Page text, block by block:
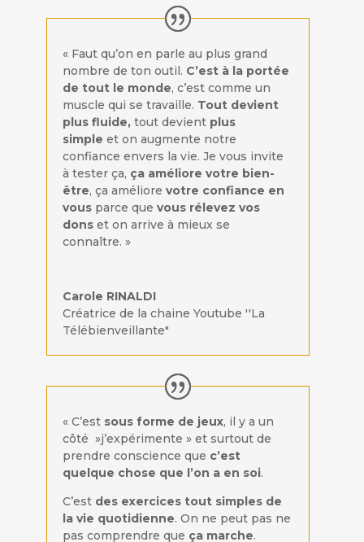
« Faut qu’on en parle au plus grand
nombre de ton outil. C’est à la portée
de tout le monde, c’est comme un
muscle qui se travaille. Tout devient
plus fluide, tout devient plus
simple et on augmente notre
confiance envers la vie. Je vous invite
à tester ça, ça améliore votre bien-
être, ça améliore votre confiance en
vous parce que vous rélevez vos
dons et on arrive à mieux se
connaître. »
Carole RINALDI
Créatrice de la chaine Youtube ''La
Télébienveillante"
« C’est sous forme de jeux, il y a un
côté »j’expérimente » et surtout de
prendre conscience que c’est
quelque chose que l’on a en soi.
C’est des exercices tout simples de
la vie quotidienne. On ne peut pas ne
pas comprendre que ça marche.